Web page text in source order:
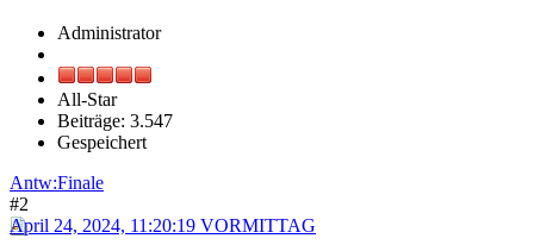
Administrator
All-Star
Beiträge: 3.547
Gespeichert
Antw:Finale
#2
April 24, 2024, 11:20:19 VORMITTAG